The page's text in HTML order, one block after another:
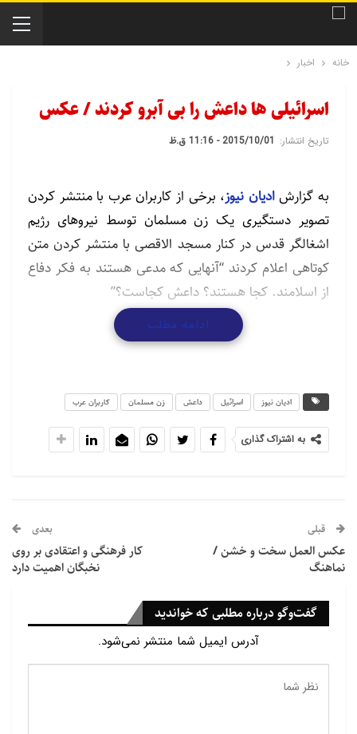
خانه اخبار
اسرائیلی ها داعش را بی آبرو کردند / عکس
تاریخ انتشار: 2015/10/01 - 11:16 ق.ظ
به گزارشادیان نیوز، برخی از کاربران عرب با منتشر کردن
تصویر دستگیری یک زن مسلمان توسط نیروهای رژیم
اشغالگر قدس در کنار مسجد الاقصی با منتشر کردن متن
کوتاهی اعلام کردند “آنهایی که مدعی هستند به فکر دفاع
از اسلامند. کجا هستند؟ داعش کجاست؟”
ادعاهای حمایت داعش از مسلمین و جهان اسلام در حالی
نداده است.
منبع: اویس
ادامه مطلب
ادیان نیوز اسرائیل داعش زن مسلمان کاربران عرب
به اشتراک گذاری
قبلی
عکس العمل سخت و خشن /
نماهنگ
بعدی
کار فرهنگی و اعتقادی بر روی
نخبگان اهمیت دارد
گفت‌وگو درباره مطلبی که خواندید
آدرس ایمیل شما منتشر نمی‌شود.